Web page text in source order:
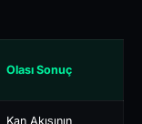
Olası Sonuç
Kan Akışının